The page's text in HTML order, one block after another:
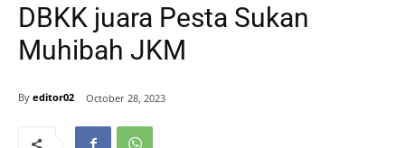
DBKK juara Pesta Sukan
Muhibah JKM
By editor02 October 28, 2023